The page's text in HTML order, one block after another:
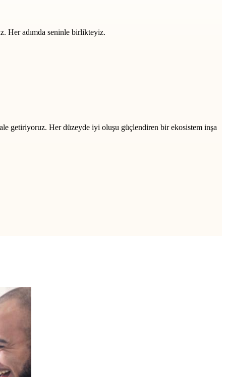
Her adımda seninle birlikteyiz.
getiriyoruz. Her düzeyde iyi oluşu güçlendiren bir ekosistem inşa